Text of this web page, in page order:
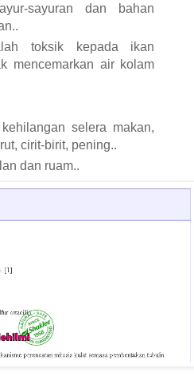
sayuran dan bahan
toksik kepada ikan
mencemarkan air kolam
selera makan,
cirit-birit, pening..
dan ruam..